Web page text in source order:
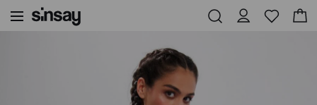
Обувки и аксесоари
Маратонки с декоративни шевове